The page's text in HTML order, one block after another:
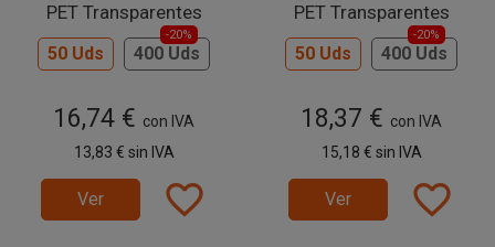
PET Transparentes
50 Uds 400 Uds
-20%
16,74 € con IVA
13,83 € sin IVA
Ver favorite_border
PET Transparentes
50 Uds 400 Uds
-20%
18,37 € con IVA
15,18 € sin IVA
Ver favorite_border